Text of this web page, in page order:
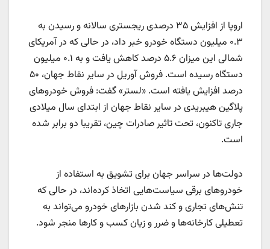
اروپا از افزایش ۳۵ درصدی ریجستری سالانه و رسیدن به
۰.۳ میلیون دستگاه خودرو خبر داد، در حالی که در آمریکای
شمالی این میزان ۵.۶ درصد کاهش یافت و به ۰.۱ میلیون
دستگاه رسیده است. فروش آوریل در سایر نقاط جهان، ۵۰
درصد افزایش یافته است. «لستر» گفت: فروش خودروهای
پلاگین هیبریدی در سایر نقاط جهان از ابتدای سال میلادی
جاری تاکنون، تحت تاثیر صادرات چین، تقریبا دو برابر شده
است.
دولت‌ها در سراسر جهان برای تشویق به استفاده از
خودروهای برقی سیاست‌هایی اتخاذ کرده‌اند، در حالی که
تنش‌های تجاری و کند شدن بازارهای خودرو می‌تواند به
تعطیلی کارخانه‌ها و ضرر و زیان کسب و کارها منجر شود.